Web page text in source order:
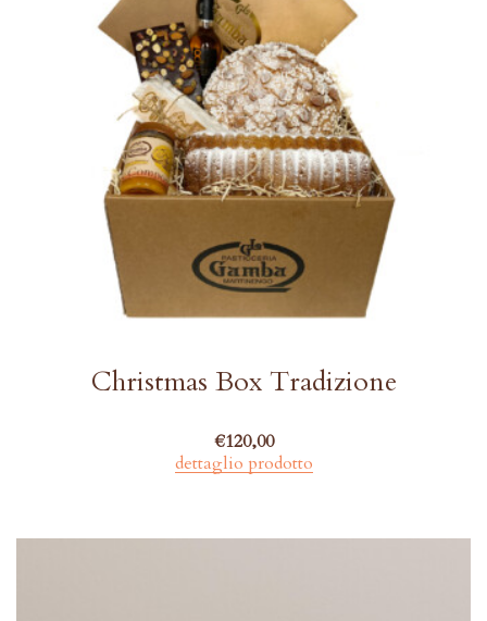
Christmas Box Tradizione
€120,00
dettaglio prodotto